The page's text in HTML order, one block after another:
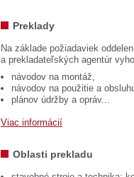
Preklady
Na základe požiadaviek
a prekladateľských agentúr
návodov na montáž,
návodov na použitie a
plánov údržby a opráv...
Viac informácií
Oblasti prekladu